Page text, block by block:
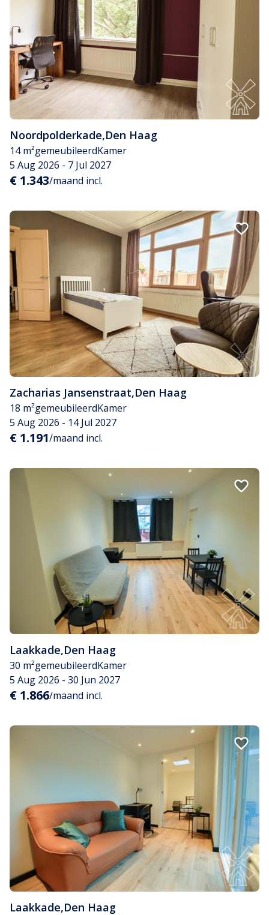
Noordpolderkade,Den Haag
14 m²gemeubileerdKamer
5 Aug 2026 - 7 Jul 2027
€ 1.343/maand incl.
Zacharias Jansenstraat,Den Haag
18 m²gemeubileerdKamer
5 Aug 2026 - 14 Jul 2027
€ 1.191/maand incl.
Laakkade,Den Haag
30 m²gemeubileerdKamer
5 Aug 2026 - 30 Jun 2027
€ 1.866/maand incl.
Laakkade,Den Haag